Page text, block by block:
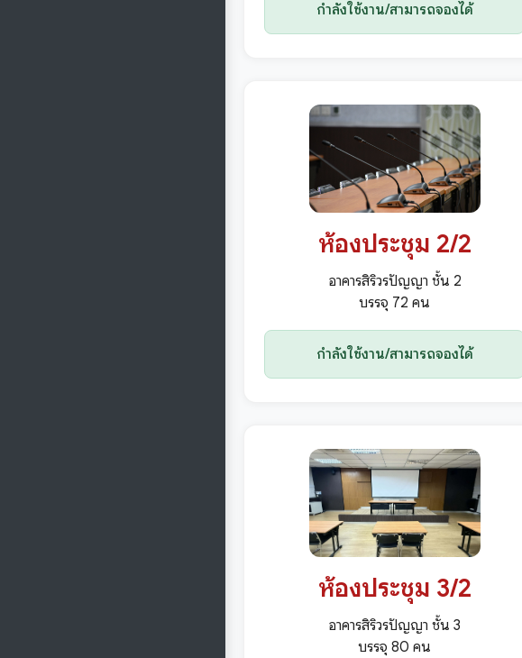
กำลังใช้งาน/สามารถจองได้
ห้องประชุม 2/2
อาคารสิริวรปัญญา ชั้น 2
บรรจุ 72 คน
กำลังใช้งาน/สามารถจองได้
ห้องประชุม 3/2
อาคารสิริวรปัญญา ชั้น 3
บรรจุ 80 คน